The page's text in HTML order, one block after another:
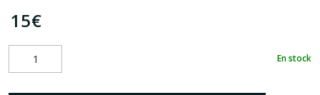
15€
En stock